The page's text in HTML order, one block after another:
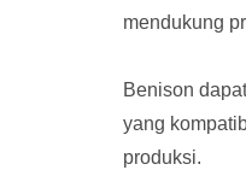
mendukung
Benison
yang
produksi.